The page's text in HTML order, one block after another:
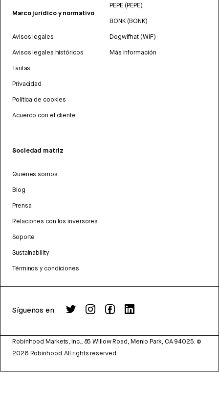
Marco jurídico y normativo
Avisos legales
Avisos legales históricos
Tarifas
Privacidad
Política de cookies
Acuerdo con el cliente
PEPE (PEPE)
BONK (BONK)
Dogwifhat (WIF)
Más información
Sociedad matriz
Quiénes somos
Blog
Prensa
Relaciones con los inversores
Soporte
Sustainability
Términos y condiciones
Síguenos en
Robinhood Markets, Inc., 85 Willow Road, Menlo Park, CA 94025. ©
2026 Robinhood. All rights reserved.